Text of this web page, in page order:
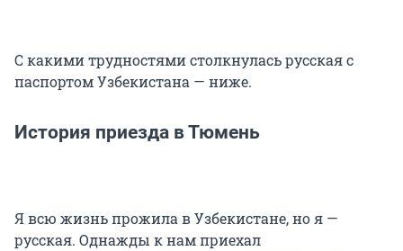
С какими трудностями столкнулась русская с
паспортом Узбекистана — ниже.
История приезда в Тюмень
Я всю жизнь прожила в Узбекистане, но я —
русская. Однажды к нам приехал